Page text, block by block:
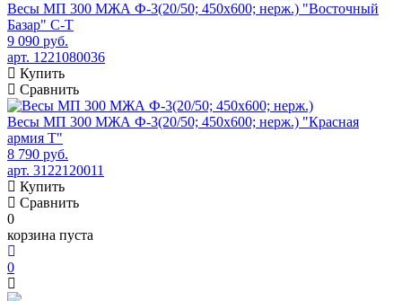
Весы МП 300 МЖА Ф-3(20/50; 450х600; нерж.) "Восточный
Базар" С-Т
9 090 руб.
арт. 1221080036
Купить
Сравнить
Весы МП 300 МЖА Ф-3(20/50; 450х600; нерж.) "Красная
армия Т"
8 790 руб.
арт. 3122120011
Купить
Сравнить
0
корзина пуста
0